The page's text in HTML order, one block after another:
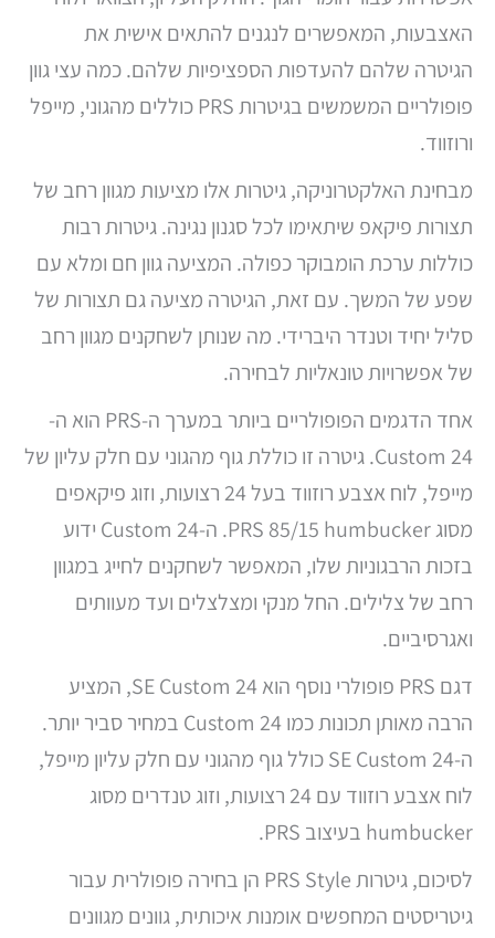
האצבעות, המאפשרים לנגנים להתאים אישית את
הגיטרה שלהם להעדפות הספציפיות שלהם. כמה עצי גוון
פופולריים המשמשים בגיטרות PRS כוללים מהגוני, מייפל
ורוזווד.
מבחינת האלקטרוניקה, גיטרות אלו מציעות מגוון רחב של
תצורות פיקאפ שיתאימו לכל סגנון נגינה. גיטרות רבות
כוללות ערכת הומבוקר כפולה. המציעה גוון חם ומלא עם
שפע של המשך. עם זאת, הגיטרה מציעה גם תצורות של
סליל יחיד וטנדר היברידי. מה שנותן לשחקנים מגוון רחב
של אפשרויות טונאליות לבחירה.
אחד הדגמים הפופולריים ביותר במערך ה-PRS הוא ה-
Custom 24. גיטרה זו כוללת גוף מהגוני עם חלק עליון של
מייפל, לוח אצבע רוזווד בעל 24 רצועות, וזוג פיקאפים
מסוג PRS 85/15 humbucker. ה-Custom 24 ידוע
בזכות הרבגוניות שלו, המאפשר לשחקנים לחייג במגוון
רחב של צלילים. החל מנקי ומצלצלים ועד מעוותים
ואגרסיביים.
דגם PRS פופולרי נוסף הוא SE Custom 24, המציע
הרבה מאותן תכונות כמו Custom 24 במחיר סביר יותר.
ה-SE Custom 24 כולל גוף מהגוני עם חלק עליון מייפל,
לוח אצבע רוזווד עם 24 רצועות, וזוג טנדרים מסוג
humbucker בעיצוב PRS.
לסיכום, גיטרות PRS Style הן בחירה פופולרית עבור
גיטריסטים המחפשים אומנות איכותית, גוונים מגוונים